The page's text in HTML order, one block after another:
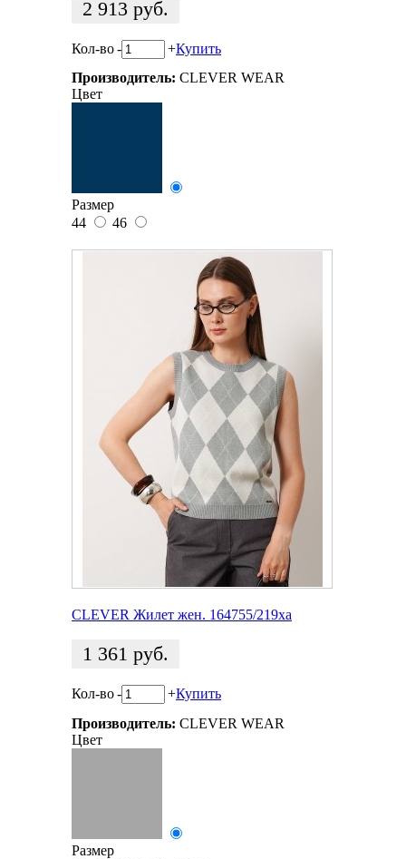
2 913 руб.
Кол-во- +Купить
Производитель: CLEVER WEAR
Цвет
Размер
44
46
CLEVER Жилет жен. 164755/219ха
1 361 руб.
Кол-во- +Купить
Производитель: CLEVER WEAR
Цвет
Размер